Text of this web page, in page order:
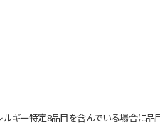
ギー特定8品目を含んでいる場合に品